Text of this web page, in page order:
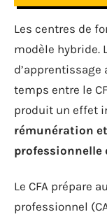
Les centres de
modèle hybride.
d’apprentissage
temps entre le
produit un effet
rémunération
professionnelle
Le CFA prépare
professionnel